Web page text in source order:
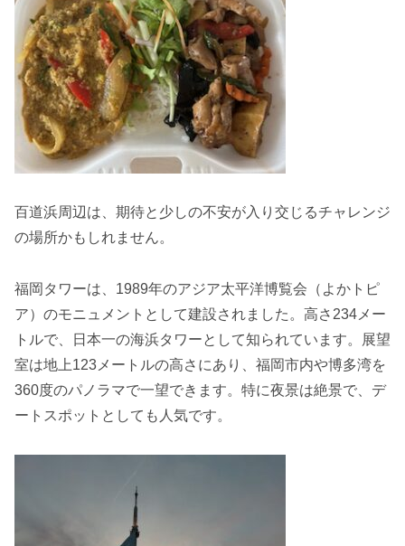
百道浜周辺は、期待と少しの不安が入り交じるチャレンジ
の場所かもしれません。
福岡タワーは、1989年のアジア太平洋博覧会（よかトピ
ア）のモニュメントとして建設されました。高さ234メー
トルで、日本一の海浜タワーとして知られています。展望
室は地上123メートルの高さにあり、福岡市内や博多湾を
360度のパノラマで一望できます。特に夜景は絶景で、デ
ートスポットとしても人気です。